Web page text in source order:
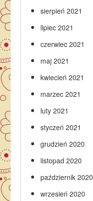
sierpień 2021
lipiec 2021
czerwiec 2021
maj 2021
kwiecień 2021
marzec 2021
luty 2021
styczeń 2021
grudzień 2020
listopad 2020
październik 2020
wrzesień 2020